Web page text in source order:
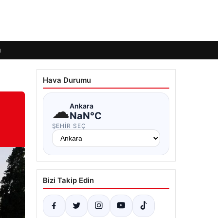
Hava Durumu
☁Ankara
NaN°C
ŞEHIR SEÇ
Bizi Takip Edin